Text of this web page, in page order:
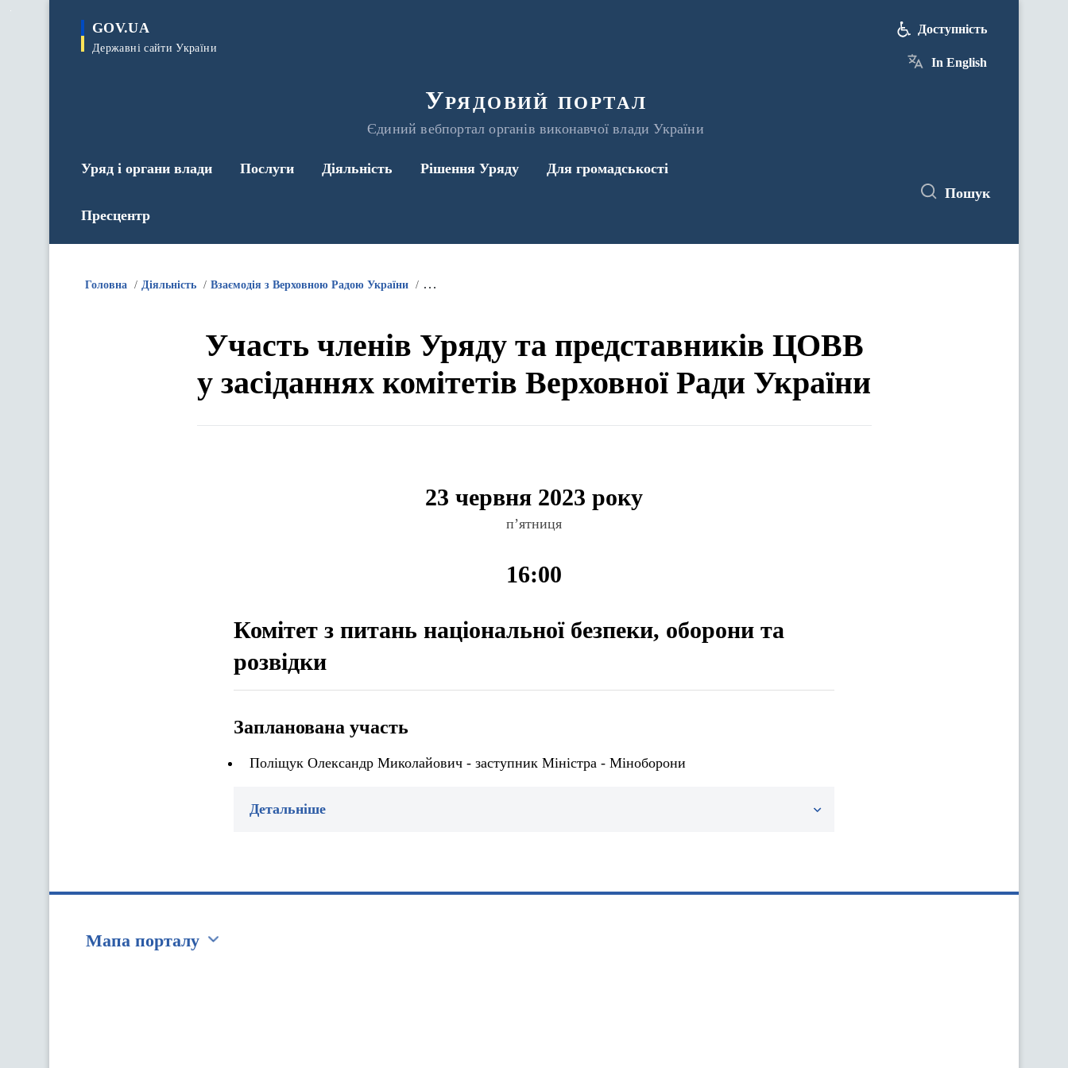
GOV.UA
Державні сайти України
Урядовий портал
Єдиний вебпортал органів виконавчої влади України
Доступність
In English
Уряд і органи влади Послуги Діяльність Рішення Уряду Для громадськості
Пресцентр
Пошук
Головна Діяльність Взаємодія з Верховною Радою України Інформація про участь членів Уряду та представників ЦОВВ у засіданнях комітетів Верховної Ради України
Участь членів Уряду та представників ЦОВВ
у засіданнях комітетів Верховної Ради України
23 червня 2023 року
п’ятниця
16:00
Комітет з питань національної безпеки, оборони та
розвідки
Запланована участь
Поліщук Олександр Миколайович - заступник Міністра - Міноборони
Детальніше
Мапа порталу